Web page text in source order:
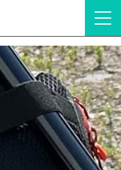
自伐型林業の新定番！里山部が選ん